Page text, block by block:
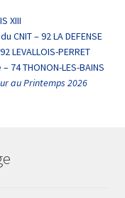
XIII
CNIT – 92 LA DEFENSE
PERRET
74 THONON-LES-BAINS
au Printemps 2026